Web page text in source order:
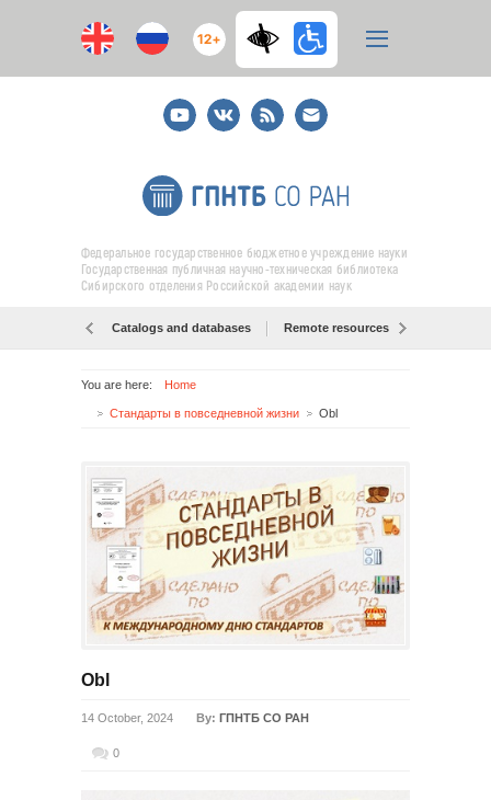
12+
YoutubeВКонтакте
RSS
E-
mail
подписка
Федеральное государственное бюджетное учреждение науки
Государственная публичная научно-техническая библиотека
Сибирского отделения Российской академии наук
Catalogs and databases Remote resources
You are here: Home
Стандарты в повседневной жизни Obl
Obl
14 October, 2024 By: ГПНТБ СО РАН
0